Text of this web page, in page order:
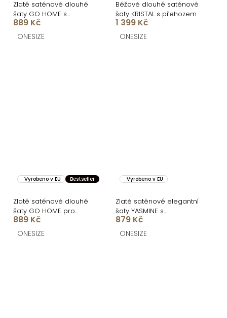
Zlaté saténové dlouhé
šaty GO HOME s
rozparkem
889 Kč
ONESIZE
Béžové dlouhé saténové
šaty KRISTAL s přehozem
1 399 Kč
ONESIZE
Vyrobeno v EU Bestseller
Zlaté saténové dlouhé
šaty GO HOME pro
družičky
889 Kč
ONESIZE
Vyrobeno v EU
Zlaté saténové elegantní
šaty YASMINE s
rozparkem
879 Kč
ONESIZE